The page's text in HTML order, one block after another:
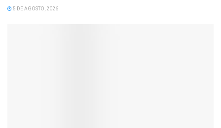
5 DE AGOSTO, 2026